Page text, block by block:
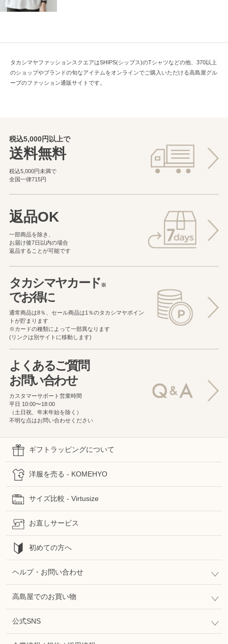
タカシマヤファッションスクエアはSHIPS(シップス)のTシャツなどの他、370以上
のショップやブランドの旬なアイテムをオンラインでご購入いただける高島屋グル
ープのファッション通販サイトです。
税込5,000円以上で
送料無料
税込5,000円未満で
全国一律715円
返品OK
一部商品を除き、
お届け後7日以内の場合
返品することが可能です
タカシマヤカード※
でお得に
通常商品は8％、セール商品は1％のタカシマヤポイン
トが貯まります
※カードの種類によって一部異なります
(リンクは別サイトに移動します)
よくあるご質問
お問い合わせ
カスタマーサポート営業時間
平日 10:00〜18:00
（土日祝、年末年始を除く）
不明な点はお問い合わせください
ギフトラッピングについて
洋服を売る - KOMEHYO
サイズ比較 - Virtusize
お直しサービス
初めての方へ
ヘルプ・お問い合わせ
高島屋でのお買い物
公式SNS